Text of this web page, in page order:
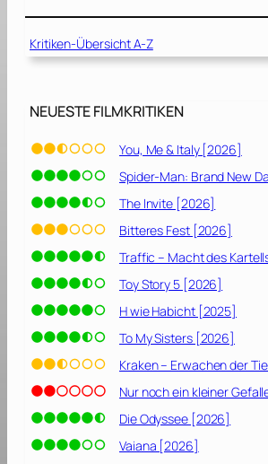
1
2
1
]
Kritiken-Übersicht A-Z
NEUESTE FILMKRITIKEN
You, Me & Italy [2026]
Spider-Man: Brand New
The Invite [2026]
Bitteres Fest [2026]
Traffic – Macht des
Toy Story 5 [2026]
H wie Habicht [2025]
To My Sisters [2026]
Kraken – Erwachen der
Nur noch ein kleiner
Die Odyssee [2026]
Vaiana [2026]